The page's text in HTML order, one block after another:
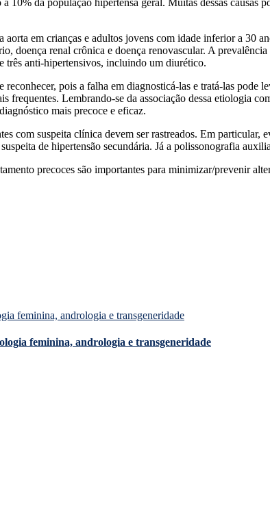
em crianças e adultos jovens com idade inferior a 30
doença renal crônica e doença renovascular. A
três anti-hipertensivos, incluindo um diurético.
pois a falha em diagnosticá-las e tratá-las pode
Lembrando-se da associação dessa etiologia
mais precoce e eficaz.
com suspeita clínica devem ser rastreados. Em particular,
de hipertensão secundária. Já a polissonografia
precoces são importantes para minimizar/prevenir
feminina, andrologia e transgeneridade